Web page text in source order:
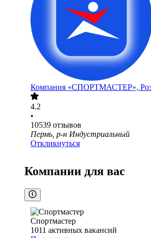
Компания «СПОРТМАСТЕР»,
4.2
•
10539 отзывов
Пермь, р-н Индустриальный
Откликнуться
Компании для вас
Спортмастер
1011 активных вакансий